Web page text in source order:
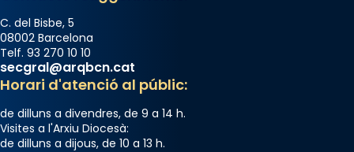
C. del Bisbe, 5
08002 Barcelona
Telf. 93 270 10 10
secgral@arqbcn.cat
Horari d'atenció al públic:
de dilluns a divendres, de 9 a 14 h.
Visites a l'Arxiu Diocesà:
de dilluns a dijous, de 10 a 13 h.